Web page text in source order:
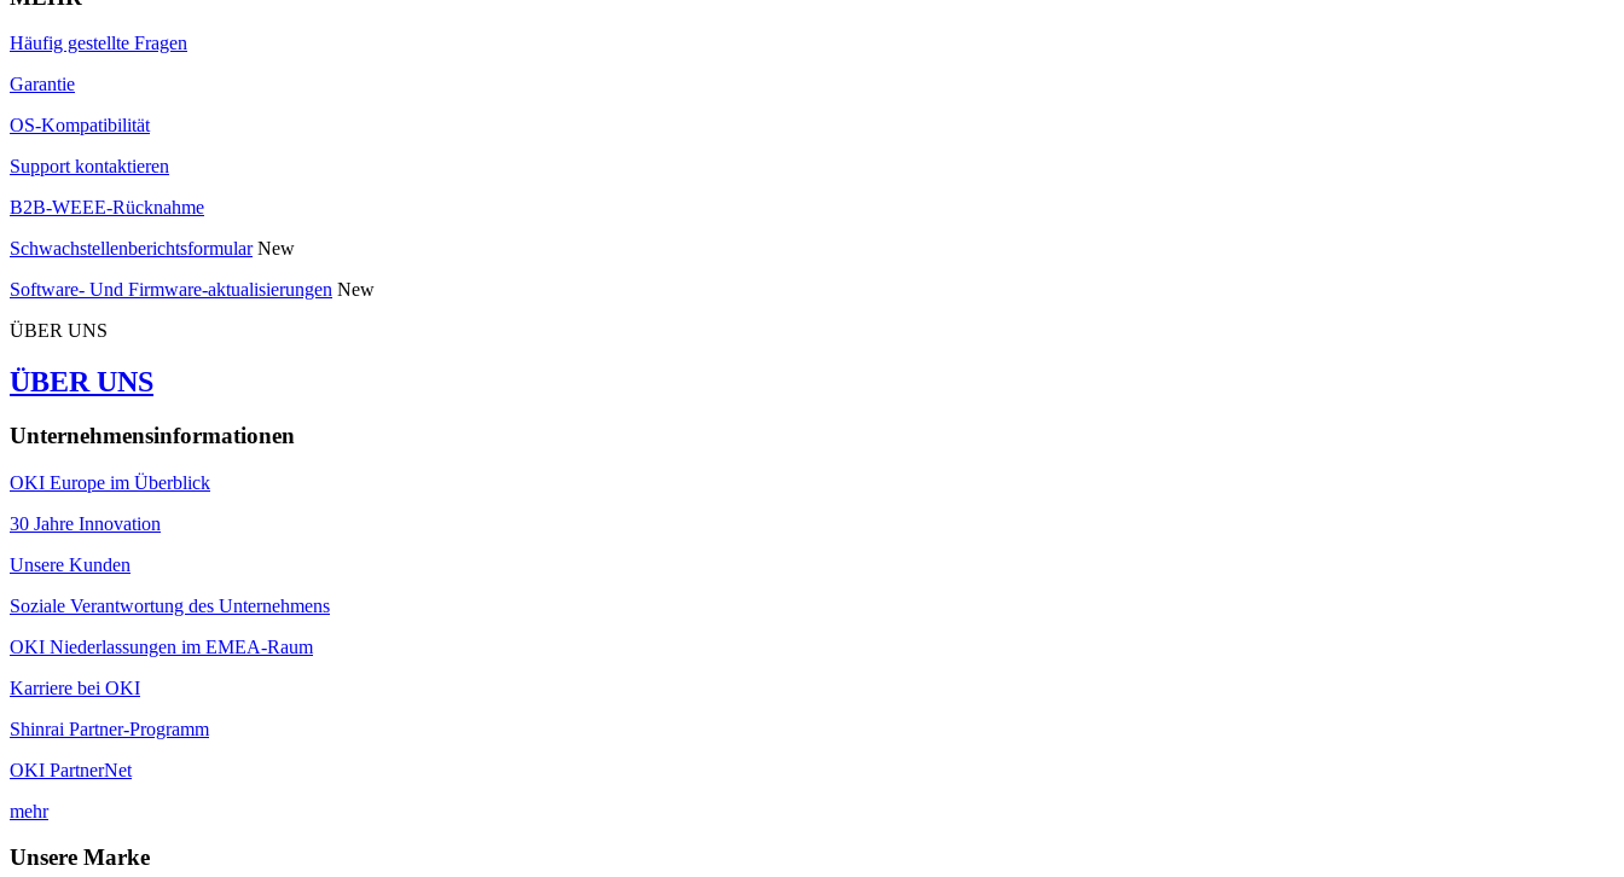
Häufig gestellte Fragen
Garantie
OS-Kompatibilität
Support kontaktieren
B2B-WEEE-Rücknahme
Schwachstellenberichtsformular New
Software- Und Firmware-aktualisierungen New
ÜBER UNS
ÜBER UNS
Unternehmensinformationen
OKI Europe im Überblick
30 Jahre Innovation
Unsere Kunden
Soziale Verantwortung des Unternehmens
OKI Niederlassungen im EMEA-Raum
Karriere bei OKI
Shinrai Partner-Programm
OKI PartnerNet
mehr
Unsere Marke